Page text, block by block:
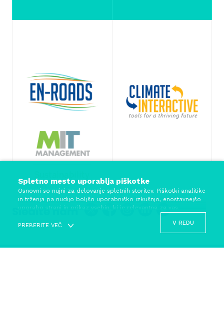
Sledite nam
Spletno mesto uporablja piškotke
Osnovni so nujni za delovanje spletnih storitev. Piškotki analitike
in trženja pa nudijo boljšo uporabniško izkušnjo, enostavnejšo
uporabo strani in prikaz vsebin, ki je relevantna za vas.
Ali soglašate z namestitvijo naslednjih piškotkov?
PREBERITE VEČ V REDU